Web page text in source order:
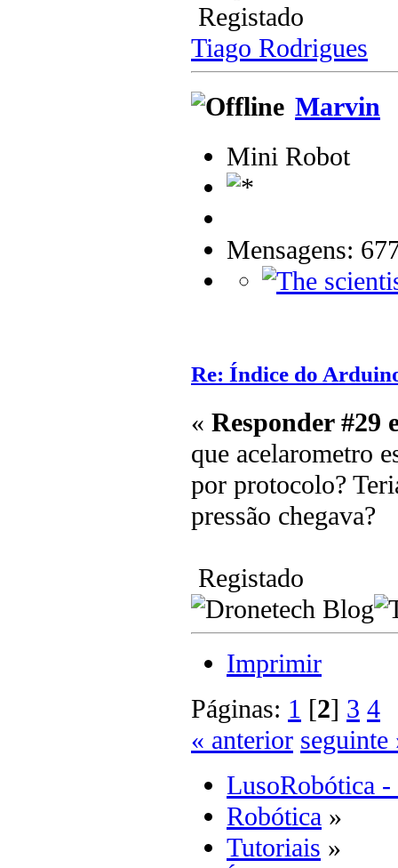
Registado
Tiago Rodrigues
Marvin
Mini Robot
Mensagens:
Re: Índice do
« Responder #29
que acelarometro
por protocolo?
pressão chegava?
Registado
Imprimir
Páginas: 1 [2] 3 4
« anterior seguinte
LusoRobótica -
Robótica »
Tutoriais »